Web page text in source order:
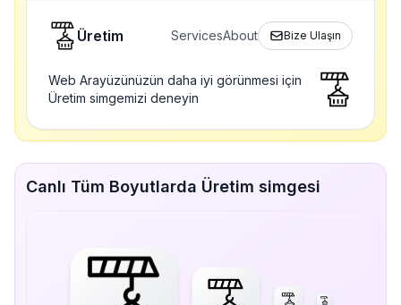
Üretim ServicesAbout Bize Ulaşın
Web Arayüzünüzün daha iyi görünmesi için
Üretim simgemizi deneyin
Canlı Tüm Boyutlarda Üretim simgesi